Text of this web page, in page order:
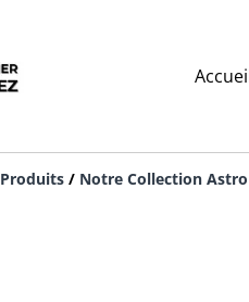
Produits / Notre Collection Astro